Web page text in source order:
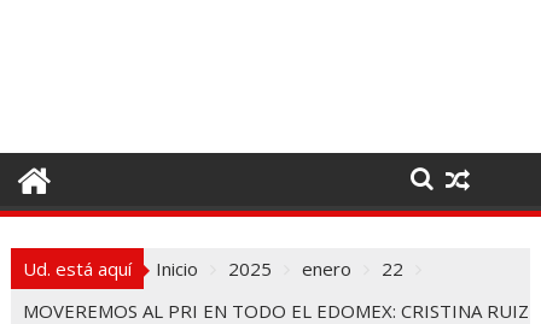
o
t
Ud. está aquí Inicio 2025 enero
22
MOVEREMOS AL PRI EN TODO EL EDOMEX: CRISTINA RUIZ